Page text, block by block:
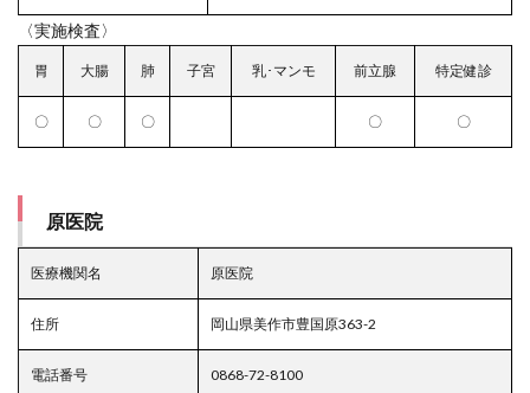
〈実施検査〉
胃 大腸 肺 子宮 乳･マンモ 前立腺 特定健診
〇 〇 〇 〇 〇
原医院
医療機関名 原医院
住所 岡山県美作市豊国原363-2
電話番号 0868-72-8100